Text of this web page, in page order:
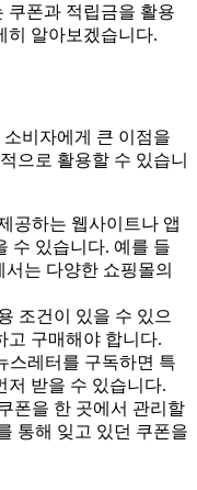
쿠폰과 적립금을 활용
히 알아보겠습니다.
비자에게 큰 이점을
으로 활용할 수 있습니
공하는 웹사이트나 앱
수 있습니다. 예를 들
는 다양한 쇼핑몰의
조건이 있을 수 있으
고 구매해야 합니다.
스레터를 구독하면 특
저 받을 수 있습니다.
폰을 한 곳에서 관리할
통해 잊고 있던 쿠폰을